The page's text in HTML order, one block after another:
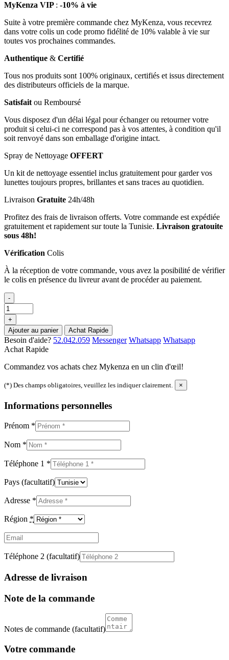
MyKenza VIP : -10% à vie
Suite à votre première commande chez MyKenza, vous recevrez
dans votre colis un code promo fidélité de 10% valable à vie sur
toutes vos prochaines commandes.
Authentique & Certifié
Tous nos produits sont 100% originaux, certifiés et issus directement
des distributeurs officiels de la marque.
Satisfait ou Remboursé
Vous disposez d'un délai légal pour échanger ou retourner votre
produit si celui-ci ne correspond pas à vos attentes, à condition qu'il
soit renvoyé dans son emballage d'origine intact.
Spray de Nettoyage OFFERT
Un kit de nettoyage essentiel inclus gratuitement pour garder vos
lunettes toujours propres, brillantes et sans traces au quotidien.
Livraison Gratuite 24h/48h
Profitez des frais de livraison offerts. Votre commande est expédiée
gratuitement et rapidement sur toute la Tunisie. Livraison gratouite
sous 48h!
Vérification Colis
À la réception de votre commande, vous avez la posibilité de vérifier
le colis en présence du livreur avant de procéder au paiement.
-
+
Ajouter au panier
Achat Rapide
Besoin d'aide? 52.042.059 Messenger Whatsapp Whatsapp
Achat Rapide
Commandez vos achats chez Mykenza en un clin d'œil!
(*) Des champs obligatoires, veuillez les indiquer clairement. ×
Informations personnelles
Prénom *
Nom *
Téléphone 1 *
Pays (facultatif)
Adresse *
Région *
Email
Téléphone 2 (facultatif)
Adresse de livraison
Note de la commande
Notes de commande (facultatif)
Votre commande